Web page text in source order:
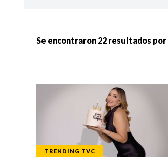
Categorias: NOTICIAS
Se encontraron 22 resultados por
TRENDING TVC